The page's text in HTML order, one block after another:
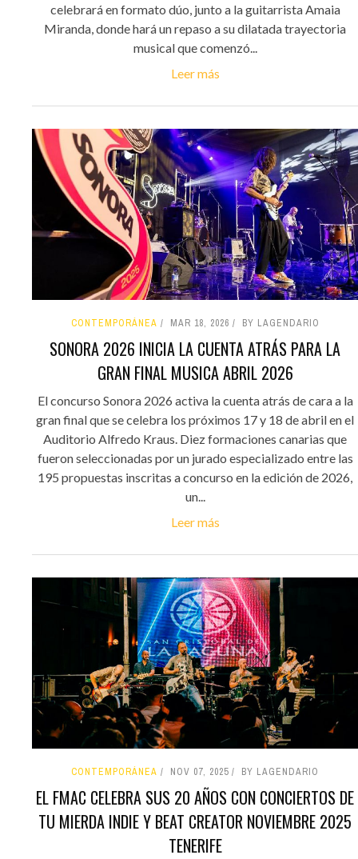
celebrará en formato dúo, junto a la guitarrista Amaia
Miranda, donde hará un repaso a su dilatada trayectoria
musical que comenzó...
Leer más
CONTEMPORÁNEA MAR 18, 2026 BY LAGENDARIO
SONORA 2026 INICIA LA CUENTA ATRÁS PARA LA
GRAN FINAL MUSICA ABRIL 2026
El concurso Sonora 2026 activa la cuenta atrás de cara a la
gran final que se celebra los próximos 17 y 18 de abril en el
Auditorio Alfredo Kraus. Diez formaciones canarias que
fueron seleccionadas por un jurado especializado entre las
195 propuestas inscritas a concurso en la edición de 2026,
un...
Leer más
CONTEMPORÁNEA NOV 07, 2025 BY LAGENDARIO
EL FMAC CELEBRA SUS 20 AÑOS CON CONCIERTOS DE
TU MIERDA INDIE Y BEAT CREATOR NOVIEMBRE 2025
TENERIFE